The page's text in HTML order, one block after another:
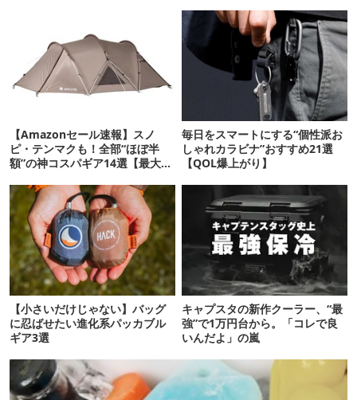
【Amazonセール速報】スノ
ピ・テンマクも！全部“ほぼ半
額”の神コスパギア14選【最大
毎日をスマートにする“個性派お
しゃれカラビナ”おすすめ21選
【QOL爆上がり】
【小さいだけじゃない】バッグ
に忍ばせたい進化系パッカブル
ギア3選
キャプスタの新作クーラー、“最
強”で1万円台から。「コレで良
いんだよ」の嵐